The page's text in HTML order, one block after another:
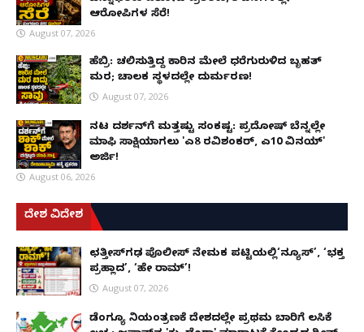
ಆರೋಪಿಗಳ ಸೆರೆ!
August 07, 2026
ಹೆಬ್ರಿ: ಚಲಿಸುತ್ತಿದ್ದ ಕಾರಿನ ಮೇಲೆ ಧರೆಗುರುಳಿದ ಬೃಹತ್
ಮರ; ಚಾಲಕ ಸ್ಥಳದಲ್ಲೇ ದುರ್ಮರಣ!
August 07, 2026
ನಟ ದರ್ಶನ್‌ಗೆ ಮತ್ತಷ್ಟು ಸಂಕಷ್ಟ: ಪ್ರದೋಷ್ ಬೆನ್ನಲ್ಲೇ
ಮಾಫಿ ಸಾಕ್ಷಿಯಾಗಲು 'ಎ8 ರವಿಶಂಕರ್, ಎ10 ವಿನಯ್'
ಅರ್ಜಿ!
August 06, 2026
ದೇಶ ವಿದೇಶ
ಛತ್ತೀಸ್‌ಗಢ ಪೊಲೀಸ್ ನೇಮಕ ಪಟ್ಟಿಯಲ್ಲಿ‘ನ್ಯೂಸ್’, ‘ಭಕ್ತ
ಪ್ರಹ್ಲಾದ’, ‘ಹೇ ರಾಮ್’!
August 07, 2026
ಡೆಂಗ್ಯೂ ನಿಯಂತ್ರಣಕ್ಕೆ ದೇಶದಲ್ಲೇ ಪ್ರಥಮ ಬಾರಿಗೆ ಲಸಿಕೆ